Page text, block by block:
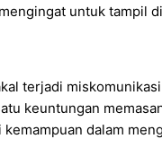
untuk tampil
terjadi
keuntungan
dalam